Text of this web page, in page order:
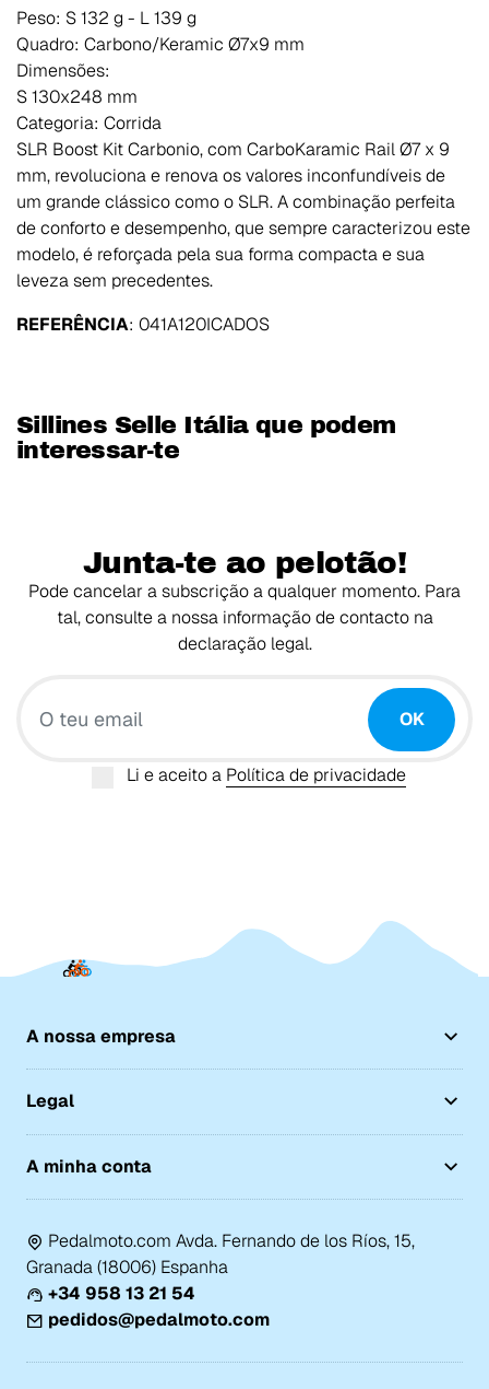
Peso: S 132 g - L 139 g
Quadro: Carbono/Keramic Ø7x9 mm
Dimensões:
S 130x248 mm
Categoria: Corrida
SLR Boost Kit Carbonio, com CarboKaramic Rail Ø7 x 9
mm, revoluciona e renova os valores inconfundíveis de
um grande clássico como o SLR. A combinação perfeita
de conforto e desempenho, que sempre caracterizou este
modelo, é reforçada pela sua forma compacta e sua
leveza sem precedentes.
REFERÊNCIA: 041A120ICADOS
Sillines Selle Itália que podem
interessar-te
Junta-te ao pelotão!
Pode cancelar a subscrição a qualquer momento. Para
tal, consulte a nossa informação de contacto na
declaração legal.
OK
Li e aceito a Política de privacidade
A nossa empresa
Legal
A minha conta
Pedalmoto.com Avda. Fernando de los Ríos, 15,
Granada (18006) Espanha
+34 958 13 21 54
pedidos@pedalmoto.com